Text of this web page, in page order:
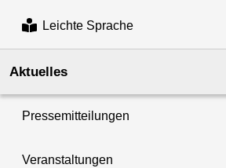
Leichte Sprache
Aktuelles
Pressemitteilungen
Veranstaltungen